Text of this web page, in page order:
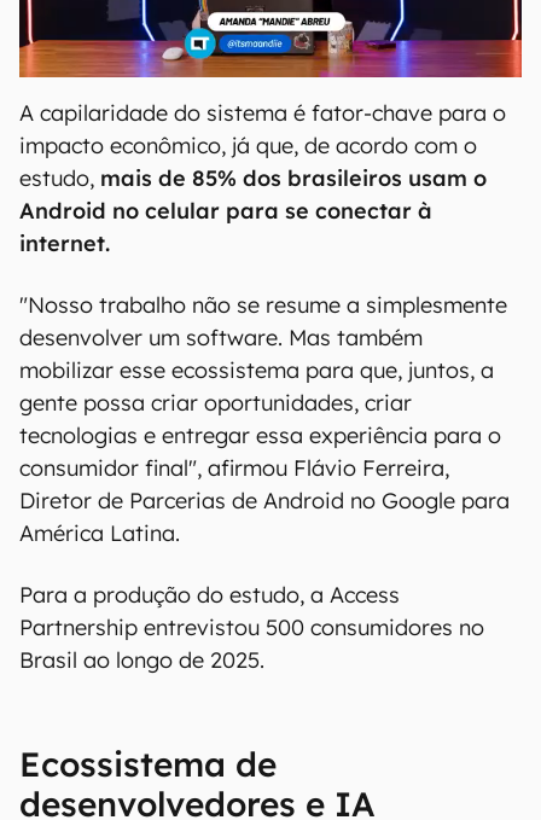
A capilaridade do sistema é fator-chave para o
impacto econômico, já que, de acordo com o
estudo, mais de 85% dos brasileiros usam o
Android no celular para se conectar à
internet.
"Nosso trabalho não se resume a simplesmente
desenvolver um software. Mas também
mobilizar esse ecossistema para que, juntos, a
gente possa criar oportunidades, criar
tecnologias e entregar essa experiência para o
consumidor final", afirmou Flávio Ferreira,
Diretor de Parcerias de Android no Google para
América Latina.
Para a produção do estudo, a Access
Partnership entrevistou 500 consumidores no
Brasil ao longo de 2025.
Ecossistema de
desenvolvedores e IA